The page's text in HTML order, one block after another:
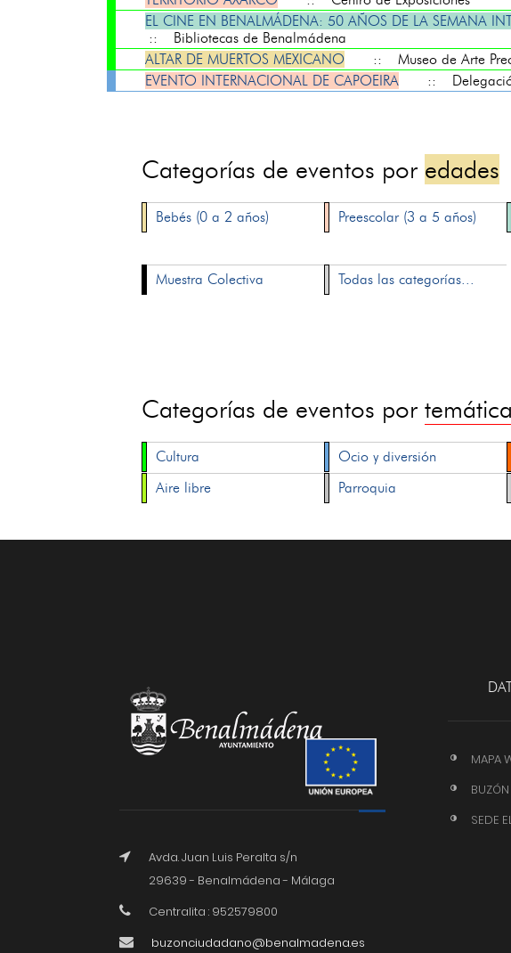
EL CINE EN BENALMÁDENA: 50 AÑOS DE LA SEMANA
:: Bibliotecas de Benalmádena
ALTAR DE MUERTOS MEXICANO
:: Museo de Arte
EVENTO INTERNACIONAL DE CAPOEIRA
::
Categorías de eventos por edades
Bebés (0 a 2 años) Preescolar (3 a 5 años)
Muestra Colectiva
Todas las categorías...
Categorías de eventos por
Cultura Ocio y diversión
Aire libre
Parroquia
Avda. Juan Luis Peralta s/n
29639 - Benalmádena - Málaga
Centralita : 952579800
buzonciudadano@benalmadena.es
MAPA
SEDE